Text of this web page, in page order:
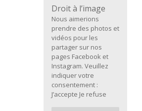
Droit à l’image
Nous aimerions
prendre des photos et
vidéos pour les
partager sur nos
pages Facebook et
Instagram. Veuillez
indiquer votre
consentement :
J’accepte Je refuse